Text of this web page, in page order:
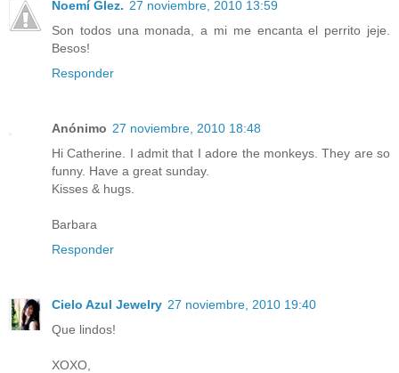
Noemí Glez. 27 noviembre, 2010 13:59
Son todos una monada, a mi me encanta el perrito jeje.
Besos!
Responder
Anónimo 27 noviembre, 2010 18:48
Hi Catherine. I admit that I adore the monkeys. They are so
funny. Have a great sunday.
Kisses & hugs.
Barbara
Responder
Cielo Azul Jewelry 27 noviembre, 2010 19:40
Que lindos!
XOXO,